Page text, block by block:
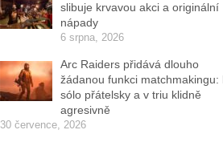
slibuje krvavou akci a originální
nápady
6 srpna, 2026
Arc Raiders přidává dlouho
žádanou funkci matchmakingu:
sólo přátelsky a v triu klidně
agresivně
30 července, 2026